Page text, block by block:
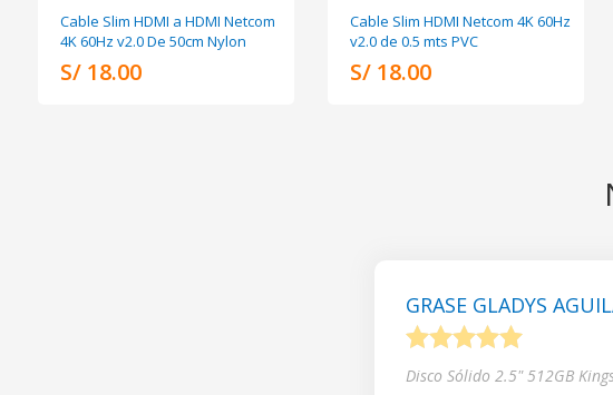
Cable Slim HDMI a HDMI Netcom
4K 60Hz v2.0 De 50cm Nylon
S/ 18.00
Cable Slim HDMI Netcom 4K 60Hz
v2.0 de 0.5 mts PVC
S/ 18.00
GRASE GLADYS
Disco Sólido 2.5" 512GB